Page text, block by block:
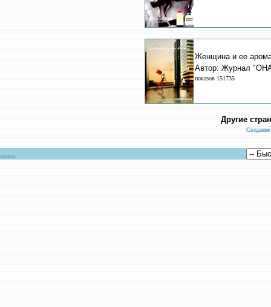
Женщина и ее
Автор: Журнал
показов 151735
Другие
Создание
админ